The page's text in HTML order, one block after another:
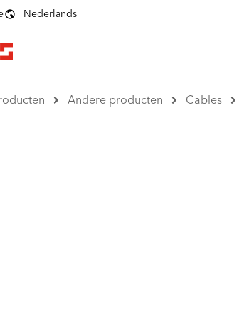
Nederlands
Andere producten Cables